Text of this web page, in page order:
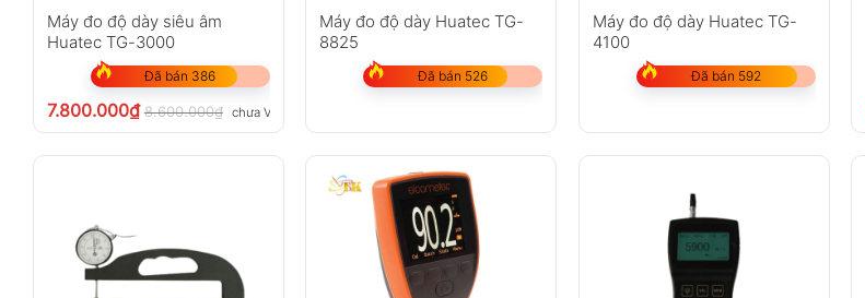
Máy đo độ dày siêu âm
Huatec TG-3000
Đã bán 386
7.800.000₫ 8.600.000₫ chưa VAT 8%
Máy đo độ dày Huatec TG-
8825
Đã bán 526
Máy đo độ dày Huatec TG-
4100
Đã bán 592